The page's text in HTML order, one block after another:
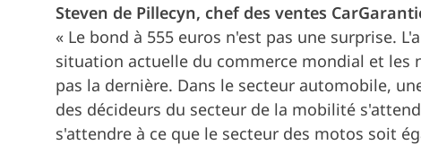
Steven de Pillecyn, chef des ventes
« Le bond à 555 euros n'est pas une surprise.
situation actuelle du commerce mondial et les
pas la dernière. Dans le secteur automobile,
des décideurs du secteur de la mobilité
s'attendre à ce que le secteur des motos soit